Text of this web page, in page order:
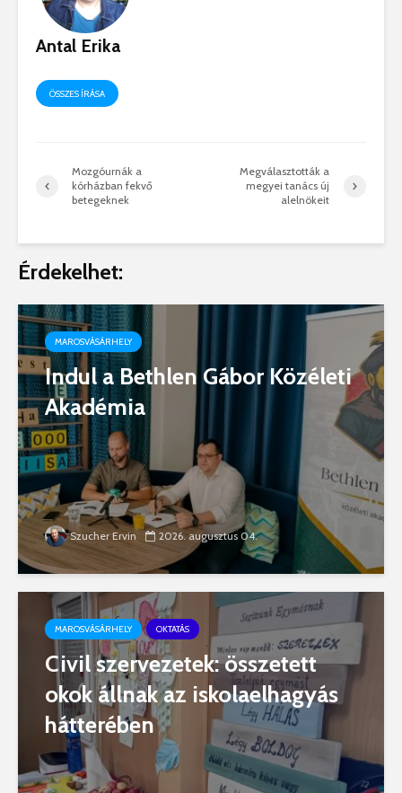
Antal Erika
ÖSSZES ÍRÁSA
Mozgóurnák a
kórházban fekvő
betegeknek
Megválasztották a
megyei tanács új
alelnökeit
Érdekelhet:
MAROSVÁSÁRHELY
Indul a Bethlen Gábor Közéleti
Akadémia
Szucher Ervin 2026. augusztus 04.
MAROSVÁSÁRHELY OKTATÁS
Civil szervezetek: összetett
okok állnak az iskolaelhagyás
hátterében